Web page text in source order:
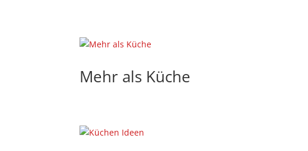
Mehr als Küche